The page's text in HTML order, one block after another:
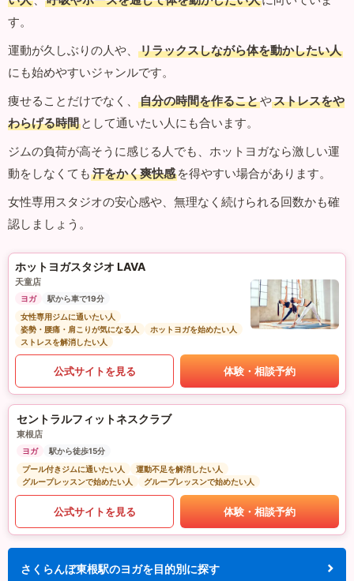
す。
運動が久しぶりの人や、
リラックスしながら体を動かしたい人
にも始めやすいジャンルです。
痩せることだけでなく、
自分の時間を作ることやストレスをや
わらげる時間 として通いたい人にも合います。
ジムの負荷が高そうに感じる人でも、ホットヨガなら激しい運
動をしなくても 汗をかく爽快感 を得やすい場合があります。
女性専用スタジオの安心感や、無理なく続けられる回数かも確
認しましょう。
ホットヨガスタジオ LAVA
天童店
ヨガ
駅から車で19分
女性専用ジムに通いたい人
姿勢・腰痛・肩こりが気になる人
ホットヨガを始めたい人
ストレスを解消したい人
公式サイトを見る 体験・相談予約
セントラルフィットネスクラブ
東根店
ヨガ
駅から徒歩15分
プール付きジムに通いたい人
運動不足を解消したい人
グループレッスンで始めたい人
グループレッスンで始めたい人
公式サイトを見る 体験・相談予約
さくらんぼ東根駅のヨガを目的別に探す